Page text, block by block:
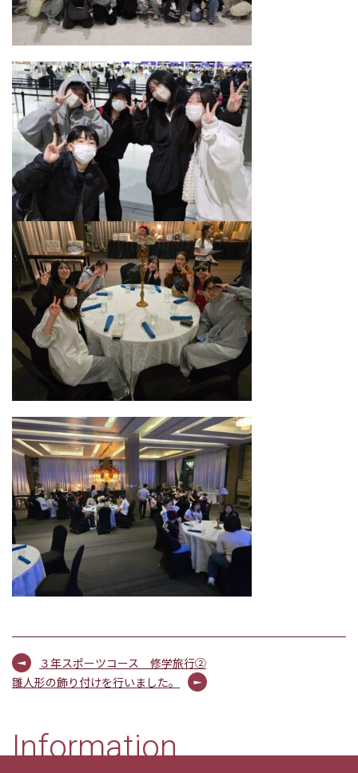
３年スポーツコース 修学旅行②
雛人形の飾り付けを行いました。
Information